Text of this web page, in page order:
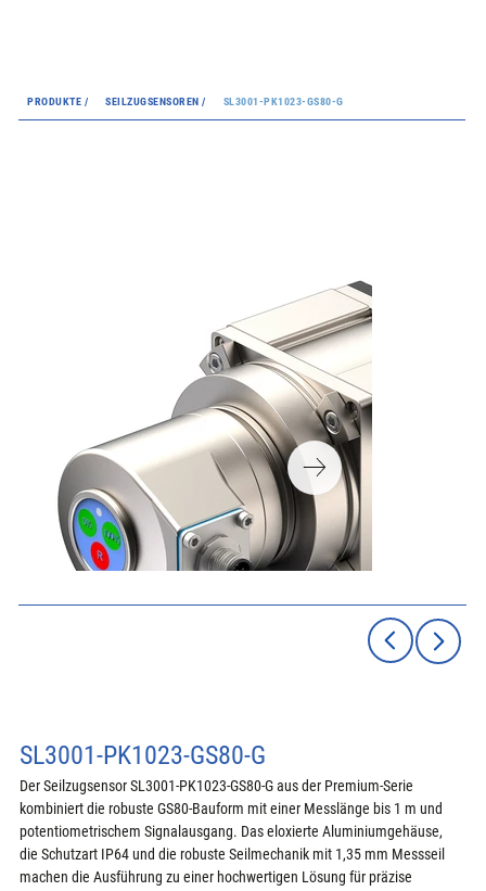
PRODUKTE / SEILZUGSENSOREN / SL3001-PK1023-GS80-G
SL3001-PK1023-GS80-G
Der Seilzugsensor SL3001-PK1023-GS80-G aus der Premium-Serie
kombiniert die robuste GS80-Bauform mit einer Messlänge bis 1 m und
potentiometrischem Signalausgang. Das eloxierte Aluminiumgehäuse,
die Schutzart IP64 und die robuste Seilmechanik mit 1,35 mm Messseil
machen die Ausführung zu einer hochwertigen Lösung für präzise